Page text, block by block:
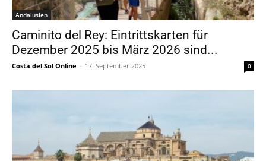
Andalusien
Caminito del Rey: Eintrittskarten für
Dezember 2025 bis März 2026 sind...
Costa del Sol Online - 17. September 2025 0